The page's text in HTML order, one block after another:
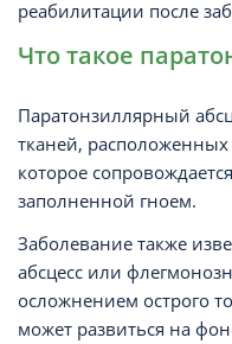
реабилитации после
Что такое
Паратонзиллярный
тканей,
которое
заполненной гноем.
Заболевание также
абсцесс или
осложнением острого
может развиться на